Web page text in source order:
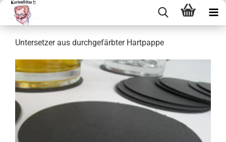
Un­ter­set­zer aus durch­ge­färb­ter Hart­pap­pe